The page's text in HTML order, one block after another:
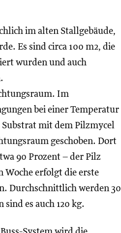
im alten Stallgebäude,
Es sind circa 100 m2, die
wurden und auch
Im
bei einer Temperatur
Substrat mit dem Pilzmycel
geschoben. Dort
90 Prozent – der Pilz
Woche erfolgt die erste
Durchschnittlich werden 30
es auch 120 kg.